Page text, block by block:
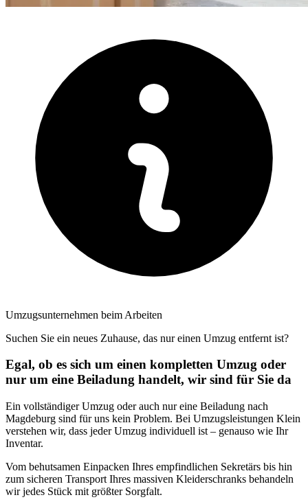
Umzugsunternehmen beim Arbeiten
Suchen Sie ein neues Zuhause, das nur einen Umzug entfernt ist?
Egal, ob es sich um einen kompletten Umzug oder
nur um eine Beiladung handelt, wir sind für Sie da
Ein vollständiger Umzug oder auch nur eine Beiladung nach
Magdeburg sind für uns kein Problem. Bei Umzugsleistungen Klein
verstehen wir, dass jeder Umzug individuell ist – genauso wie Ihr
Inventar.
Vom behutsamen Einpacken Ihres empfindlichen Sekretärs bis hin
zum sicheren Transport Ihres massiven Kleiderschranks behandeln
wir jedes Stück mit größter Sorgfalt.